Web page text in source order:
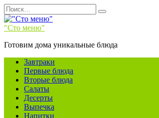
Перейти
к
содержанию
Search
for:
"Сто меню"
Готовим дома уникальные блюда
Завтраки
Первые блюда
Вторые блюда
Салаты
Десерты
Выпечка
Напитки